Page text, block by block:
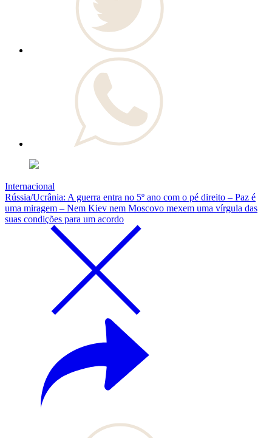
Internacional
Rússia/Ucrânia: A guerra entra no 5º ano com o pé direito – Paz é
uma miragem – Nem Kiev nem Moscovo mexem uma vírgula das
suas condições para um acordo